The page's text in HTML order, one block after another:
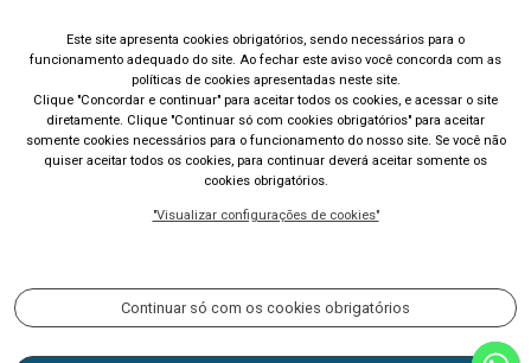
Todas as Notícias
Este site apresenta cookies obrigatórios, sendo necessários para o
funcionamento adequado do site. Ao fechar este aviso você concorda com as
políticas de cookies apresentadas neste site.
Clique "Concordar e continuar" para aceitar todos os cookies, e acessar o site
diretamente. Clique "Continuar só com cookies obrigatórios" para aceitar
somente cookies necessários para o funcionamento do nosso site. Se você não
quiser aceitar todos os cookies, para continuar deverá aceitar somente os
cookies obrigatórios.
"Visualizar configurações de cookies"
Continuar só com os cookies obrigatórios
Prefeitura Municipal de Lajeado (RS)
Rua Cel. Júlio May, 242 - Telefone (51) 3982 1000